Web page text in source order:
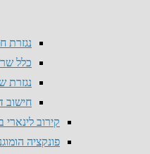
נגזרת
כלל
נגזרת
חישוב
קירוב
פונקציה